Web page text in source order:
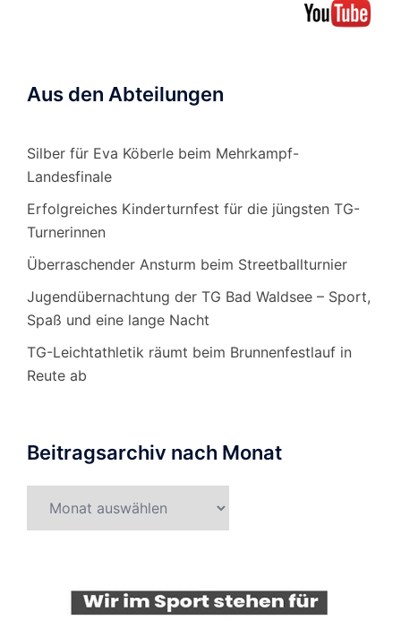
Aus den Abteilungen
Silber für Eva Köberle beim Mehrkampf-
Landesfinale
Erfolgreiches Kinderturnfest für die jüngsten TG-
Turnerinnen
Überraschender Ansturm beim Streetballturnier
Jugendübernachtung der TG Bad Waldsee – Sport,
Spaß und eine lange Nacht
TG-Leichtathletik räumt beim Brunnenfestlauf in
Reute ab
Beitragsarchiv nach Monat
nach